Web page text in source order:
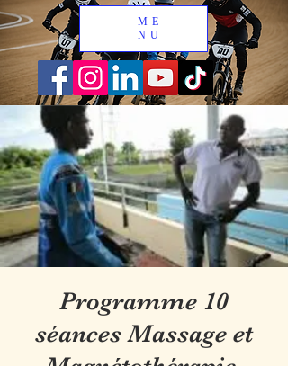
ME
NU
Programme 10
séances Massage et